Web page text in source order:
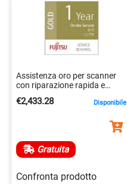
Assistenza oro per scanner
con riparazione rapida e
5032140201639
€2,433.28 Disponibile
Gratuita
Confronta prodotto